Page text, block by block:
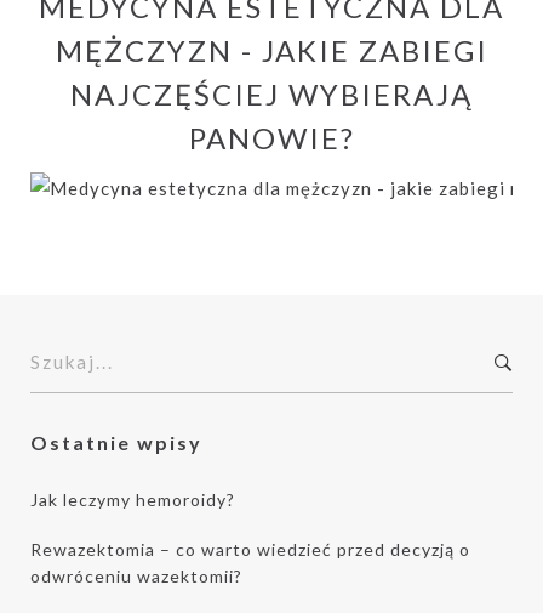
MEDYCYNA ESTETYCZNA DLA
MĘŻCZYZN - JAKIE ZABIEGI
NAJCZĘŚCIEJ WYBIERAJĄ
PANOWIE?
z
k
j
Ostatnie wpisy
Jak leczymy hemoroidy?
Rewazektomia – co warto wiedzieć przed decyzją o
odwróceniu wazektomii?
się z naszą polityką prywatności
swoje dane lub wypisać się z newslettera.
Treści reklamowe wysyłamy rzadko.
Prezentowana oferta jest zawsze